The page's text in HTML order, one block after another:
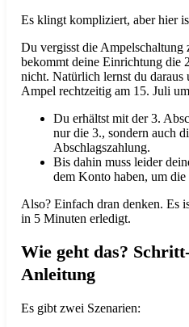
Es klingt kompliziert, aber hier
Du vergisst die
bekommt deine Einrichtung die
nicht. Natürlich lernst du daraus
Ampel rechtzeitig am 15. Juli
Du erhältst mit der 3.
nur die 3., sondern auch
Abschlagszahlung.
Bis dahin muss leider
dem Konto haben, um
Also? Einfach dran denken. Es
in 5 Minuten erledigt.
Wie geht das?
Anleitung
Es gibt zwei Szenarien: